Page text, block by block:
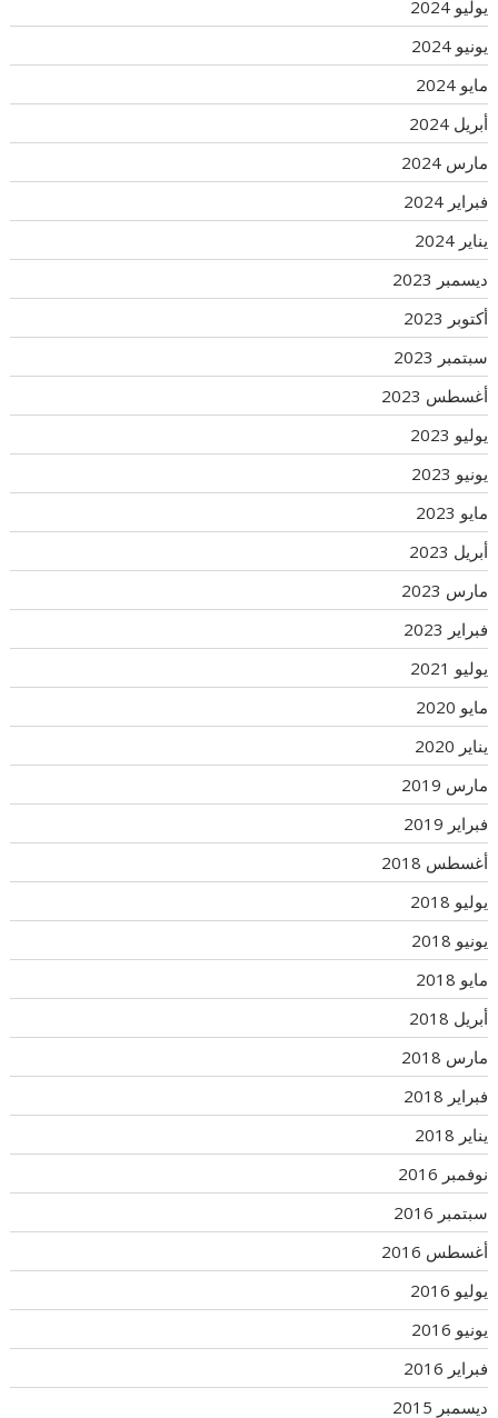
يوليو 2024
يونيو 2024
مايو 2024
أبريل 2024
مارس 2024
فبراير 2024
يناير 2024
ديسمبر 2023
أكتوبر 2023
سبتمبر 2023
أغسطس 2023
يوليو 2023
يونيو 2023
مايو 2023
أبريل 2023
مارس 2023
فبراير 2023
يوليو 2021
مايو 2020
يناير 2020
مارس 2019
فبراير 2019
أغسطس 2018
يوليو 2018
يونيو 2018
مايو 2018
أبريل 2018
مارس 2018
فبراير 2018
يناير 2018
نوفمبر 2016
سبتمبر 2016
أغسطس 2016
يوليو 2016
يونيو 2016
فبراير 2016
ديسمبر 2015